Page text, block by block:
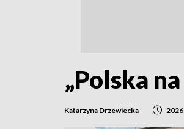
„Polska
Katarzyna Drzewiecka